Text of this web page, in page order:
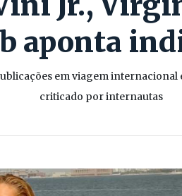
aponta
em viagem
criticado por internautas